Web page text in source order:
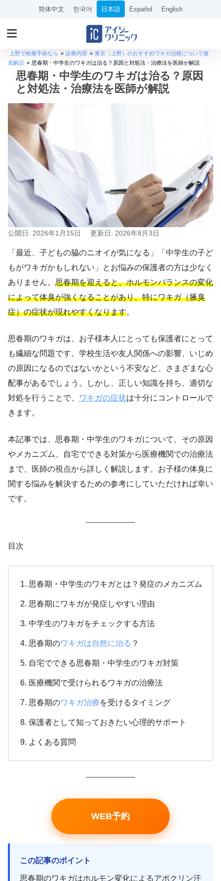
简体中文 한국어 日本語 Español English
上野で粉瘤手術なら » 診療内容 » 東京（上野）のおすすめワキガ治療について徹
底解説 » 思春期・中学生のワキガは治る？原因と対処法・治療法を医師が解説
思春期・中学生のワキガは治る？原因
と対処法・治療法を医師が解説
公開日: 2026年1月15日 更新日: 2026年8月3日
「最近、子どもの脇のニオイが気になる」「中学生の子ど
もがワキガかもしれない」とお悩みの保護者の方は少なく
ありません。 思春期を迎えると、ホルモンバランスの変化
によって体臭が強くなることがあり、特にワキガ（腋臭
症）の症状が現れやすくなります。
思春期のワキガは、お子様本人にとっても保護者にとって
も繊細な問題です。学校生活や友人関係への影響、いじめ
の原因になるのではないかという不安など、さまざまな心
配事があるでしょう。しかし、正しい知識を持ち、適切な
対処を行うことで、
ワキガの症状は十分にコントロールで
きます。
本記事では、思春期・中学生のワキガについて、その原因
やメカニズム、自宅でできる対策から医療機関での治療法
まで、医師の視点から詳しく解説します。お子様の体臭に
関する悩みを解決するための参考にしていただければ幸い
です。
目次
思春期・中学生のワキガとは？発症のメカニズム
思春期にワキガが発症しやすい理由
中学生のワキガをチェックする方法
思春期のワキガは自然に治る ？
自宅でできる思春期・中学生のワキガ対策
医療機関で受けられるワキガの治療法
思春期のワキガ治療を受けるタイミング
保護者として知っておきたい心理的サポート
よくある質問
WEB予約
この記事のポイント
思春期のワキガはホルモン変化によるアポクリン汗